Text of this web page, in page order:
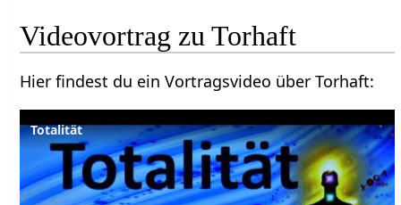
Hier findest du ein Vortragsvideo über Torhaft‏‎:
Totalität